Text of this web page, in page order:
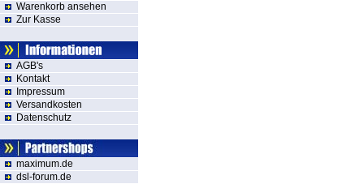
Warenkorb ansehen
Zur Kasse
AGB's
Kontakt
Impressum
Versandkosten
Datenschutz
maximum.de
dsl-forum.de